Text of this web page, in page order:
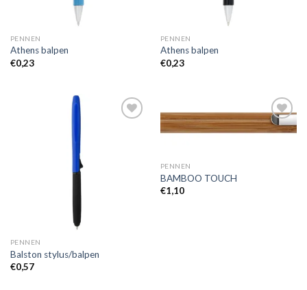
PENNEN
Athens balpen
€0,23
PENNEN
Athens balpen
€0,23
PENNEN
Balston stylus/balpen
€0,57
Toevoegen
PENNEN
BAMBOO TOUCH
€1,10